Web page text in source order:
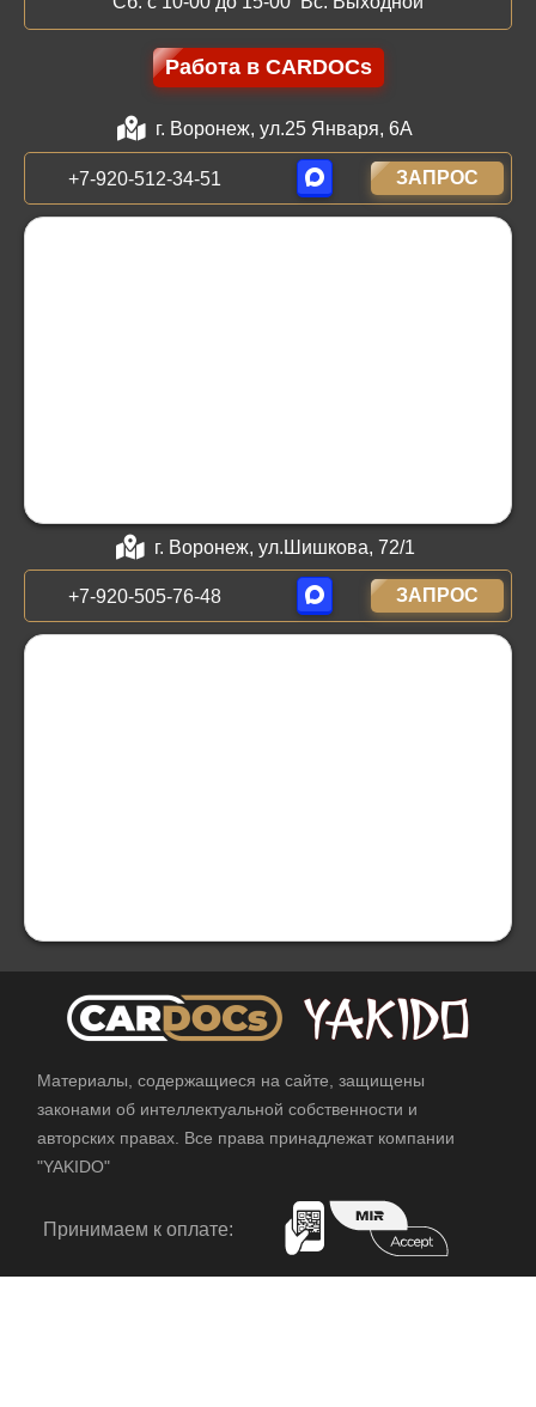
Работа в CARDOCs
г. Воронеж, ул.25 Января, 6А
+7-920-512-34-51 ЗАПРОС
г. Воронеж, ул.Шишкова, 72/1
+7-920-505-76-48 ЗАПРОС
Материалы, содержащиеся на сайте, защищены
законами об интеллектуальной собственности и
авторских правах. Все права принадлежат компании
"YAKIDO"
Принимаем к оплате: